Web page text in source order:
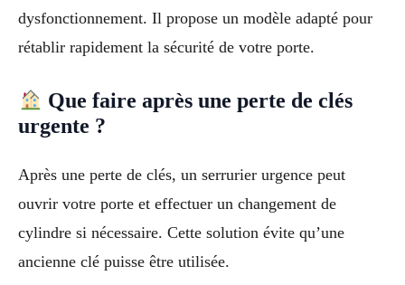
dysfonctionnement. Il propose un modèle adapté pour
rétablir rapidement la sécurité de votre porte.
Que faire après une perte de clés
urgente ?
Après une perte de clés, un serrurier urgence peut
ouvrir votre porte et effectuer un changement de
cylindre si nécessaire. Cette solution évite qu’une
ancienne clé puisse être utilisée.